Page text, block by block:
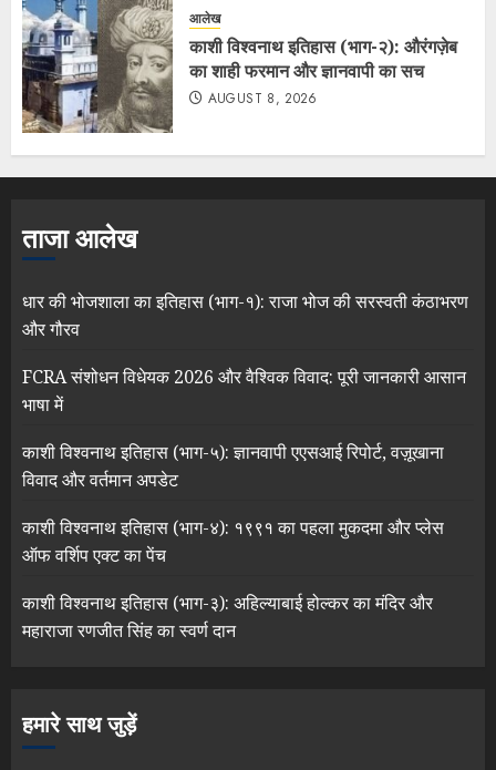
आलेख
काशी विश्वनाथ इतिहास (भाग-२): औरंगज़ेब
का शाही फरमान और ज्ञानवापी का सच
AUGUST 8, 2026
ताजा आलेख
धार की भोजशाला का इतिहास (भाग-१): राजा भोज की सरस्वती कंठाभरण
और गौरव
FCRA संशोधन विधेयक 2026 और वैश्विक विवाद: पूरी जानकारी आसान
भाषा में
काशी विश्वनाथ इतिहास (भाग-५): ज्ञानवापी एएसआई रिपोर्ट, वज़ूखाना
विवाद और वर्तमान अपडेट
काशी विश्वनाथ इतिहास (भाग-४): १९९१ का पहला मुकदमा और प्लेस
ऑफ वर्शिप एक्ट का पेंच
काशी विश्वनाथ इतिहास (भाग-३): अहिल्याबाई होल्कर का मंदिर और
महाराजा रणजीत सिंह का स्वर्ण दान
हमारे साथ जुड़ें